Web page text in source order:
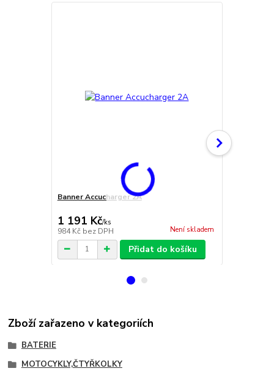
Banner Accucharger 2A
1 191 Kč/ks
984 Kč bez DPH Není skladem
Přidat do košíku
Zboží zařazeno v kategoriích
BATERIE
MOTOCYKLY,ČTYŘKOLKY